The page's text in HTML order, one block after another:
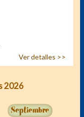
Ver detalles >>
2026
Septiembre